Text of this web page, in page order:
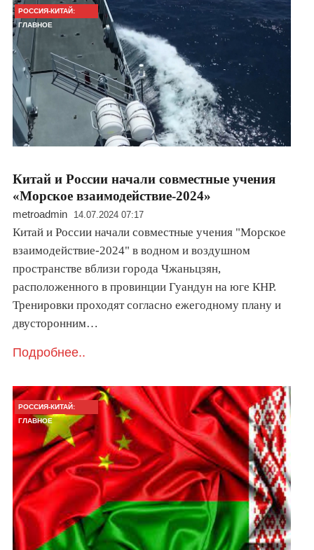
РОССИЯ-КИТАЙ:
ГЛАВНОЕ
Китай и России начали совместные учения
«Морское взаимодействие-2024»
metroadmin 14.07.2024 07:17
Китай и России начали совместные учения "Морское
взаимодействие-2024" в водном и воздушном
пространстве вблизи города Чжаньцзян,
расположенного в провинции Гуандун на юге КНР.
Тренировки проходят согласно ежегодному плану и
двусторонним…
Подробнее..
РОССИЯ-КИТАЙ:
ГЛАВНОЕ